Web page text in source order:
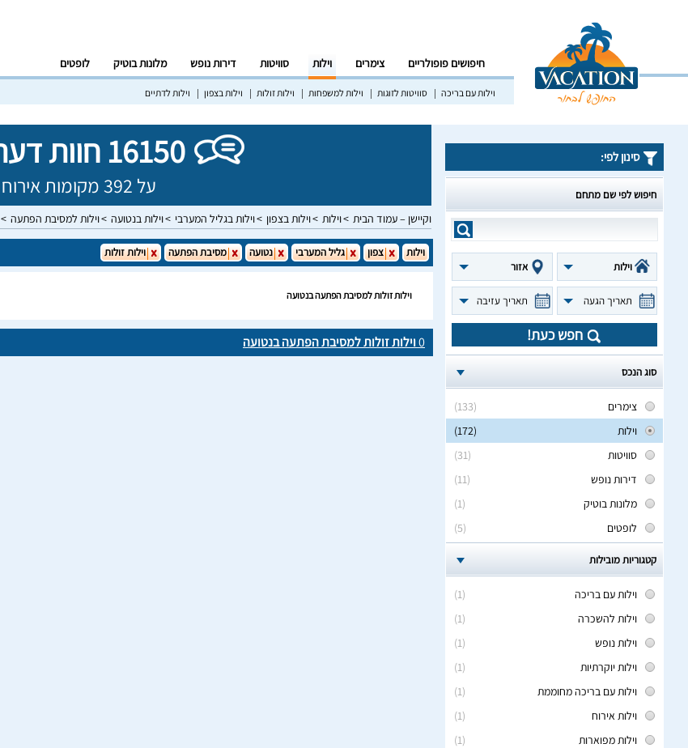
חיפושים פופולריים צימרים וילות סוויטות דירות נופש מלונות בוטיק לופטים
וילות עם בריכה סוויטות לזוגות וילות למשפחות וילות זולות וילות בצפון וילות לדתיים
16150 חוות דעת מאומתות!
על 392 מקומות אירוח שונים בישראל
וקיישן – עמוד הבית וילות וילות בצפון וילות בגליל המערבי וילות בנטועה וילות למסיבת הפתעה
סינון לפי:
חיפוש לפי שם מתחם
וילות אזור
תאריך הגעה תאריך עזיבה
חפש כעת!
סוג הנכס
(133)
צימרים
(172)
וילות
(31)
סוויטות
(11)
דירות נופש
(1)
מלונות בוטיק
(5)
לופטים
קטגוריות מובילות
(1)
וילות עם בריכה
(1)
וילות להשכרה
(1)
וילות נופש
(1)
וילות יוקרתיות
(1)
וילות עם בריכה מחוממת
(1)
וילות אירוח
(1)
וילות מפוארות
וילות צפון גליל המערבי נטועה מסיבת הפתעה וילות זולות
וילות זולות למסיבת הפתעה בנטועה
0וילות זולות למסיבת הפתעה בנטועה